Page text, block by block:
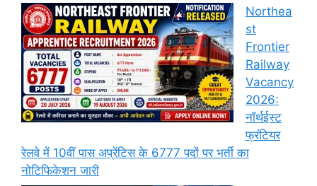
Northea
st
Frontier
Railway
Vacancy
2026:
नॉर्थईस्ट
फ्रंटियर
रेलवे में 10वीं पास अप्रेंटिस के 6777 पदों पर भर्ती का
नोटिफिकेशन जारी